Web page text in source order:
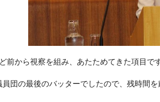
前から視察を組み、あたためてきた項目です
員団の最後のバッターでしたので、残時間